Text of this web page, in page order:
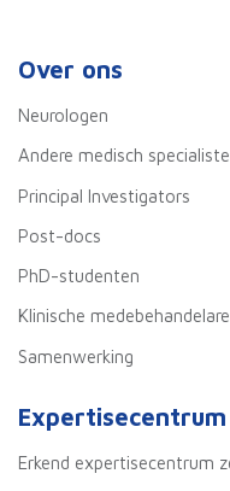
Over ons
Neurologen
Andere medisch
Principal Investigators
Post-docs
PhD-studenten
Klinische
Samenwerking
Expertisecentrum
Erkend expertisecentrum